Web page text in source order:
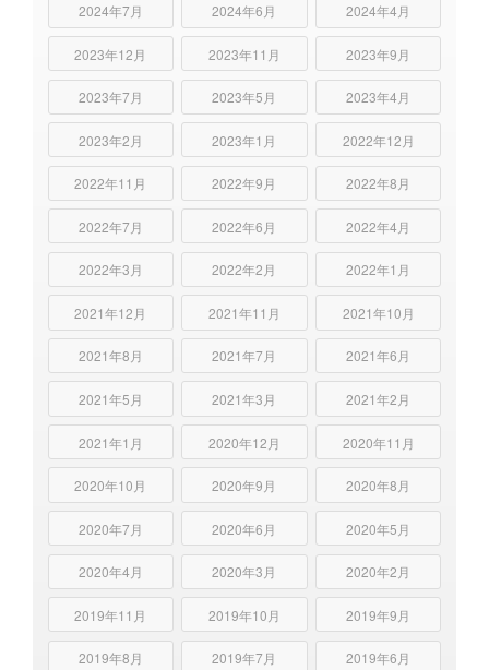
2024年7月 2024年6月 2024年4月
2023年12月 2023年11月 2023年9月
2023年7月 2023年5月 2023年4月
2023年2月 2023年1月 2022年12月
2022年11月 2022年9月 2022年8月
2022年7月 2022年6月 2022年4月
2022年3月 2022年2月 2022年1月
2021年12月 2021年11月 2021年10月
2021年8月 2021年7月 2021年6月
2021年5月 2021年3月 2021年2月
2021年1月 2020年12月 2020年11月
2020年10月 2020年9月 2020年8月
2020年7月 2020年6月 2020年5月
2020年4月 2020年3月 2020年2月
2019年11月 2019年10月 2019年9月
2019年8月 2019年7月 2019年6月